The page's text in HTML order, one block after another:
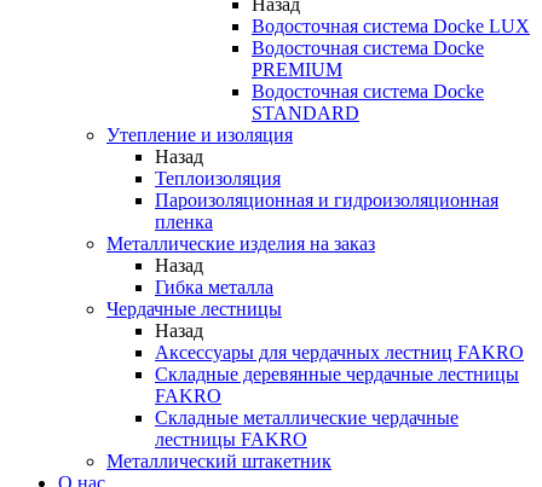
Назад
Водосточная система Docke LUX
Водосточная система Docke
PREMIUM
Водосточная система Docke
STANDARD
Утепление и изоляция
Назад
Теплоизоляция
Пароизоляционная и гидроизоляционная
пленка
Металлические изделия на заказ
Назад
Гибка металла
Чердачные лестницы
Назад
Аксессуары для чердачных лестниц FAKRO
Складные деревянные чердачные лестницы
FAKRO
Складные металлические чердачные
лестницы FAKRO
Металлический штакетник
О нас